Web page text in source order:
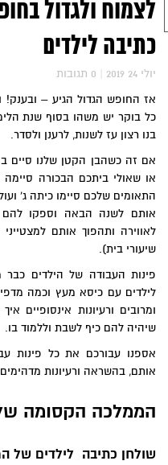
לצמוח ולגדול
כתיבה לילדים
2019 יולי 24 |
0תגובות
אז החופש הגדול הגיע – ובענק!
כל בוקר יש משהו בסוף שנת
בנו רצון עז לשנות, לרענן ולסדר.
אם זה כשהבן הקטן שלנו סיים
או שאולי ביתכם הבכורה
התאומים שלכם סיימו כיתה ג'
אותם לשנה הבאה וספקו להם
לאווירה ותהפוך אותם
שיעורי בית).
פינות העבודה של הילדים
לילדים עם כיסא מעץ וכמה
ומרובים ורעיונות אינסופיים
שיהיה להם כיף לשבת וללמוד בו.
אספנו עבורכם את כל פינות
אותם, בהשראה ורעיונות
הממלכה הקסומה
שולחן כתיבה לילדים של